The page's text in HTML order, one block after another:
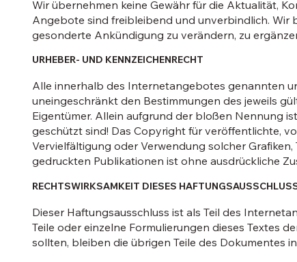
Wir übernehmen keine Gewähr für die Aktualität,
Angebote sind freibleibend und unverbindlich. Wir
gesonderte Ankündigung zu verändern, zu
URHEBER- UND KENNZEICHENRECHT
Alle innerhalb des Internetangebotes genannten
uneingeschränkt den Bestimmungen des jeweils
Eigentümer. Allein aufgrund der bloßen Nennung
geschützt sind! Das Copyright für veröffentlichte,
Vervielfältigung oder Verwendung solcher
gedruckten Publikationen ist ohne ausdrückliche
RECHTSWIRKSAMKEIT DIESES
Dieser Haftungsausschluss ist als Teil des
Teile oder einzelne Formulierungen dieses Textes
sollten, bleiben die übrigen Teile des Dokumentes